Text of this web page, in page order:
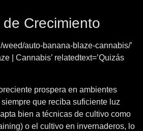
Crecimiento
weed/auto-banana-blaze-cannabis/’
| Cannabis’ relatedtext=’Quizás
prospera en ambientes
que reciba suficiente luz
bien a técnicas de cultivo como
o el cultivo en invernaderos, lo